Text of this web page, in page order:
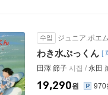
수입 ジュニア.ポエ
わき水ぷっくん [
田澤 節子 시집 / 永田
19,290원 970